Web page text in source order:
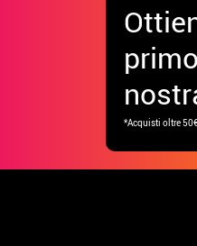
*Acquisti oltre 50€